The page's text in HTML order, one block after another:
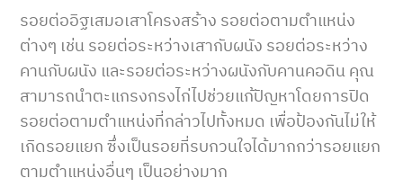
รอยต่ออิฐเสมอเสาโครงสร้าง รอยต่อตามตำแหน่ง
ต่างๆ เช่น รอยต่อระหว่างเสากับผนัง รอยต่อระหว่าง
คานกับผนัง และรอยต่อระหว่างผนังกับคานคอดิน คุณ
สามารถนำตะแกรงกรงไก่ไปช่วยแก้ปัญหาโดยการปิด
รอยต่อตามตำแหน่งที่กล่าวไปทั้งหมด เพื่อป้องกันไม่ให้
เกิดรอยแยก ซึ่งเป็นรอยที่รบกวนใจได้มากกว่ารอยแยก
ตามตำแหน่งอื่นๆ เป็นอย่างมาก